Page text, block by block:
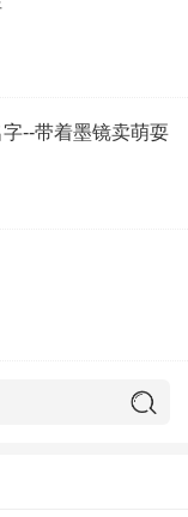
--带着墨镜卖萌耍